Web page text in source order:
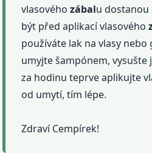
vlasovéhozábalu dostanou
být před aplikací vlasového
používáte lak na vlasy nebo
umyjte šampónem, vysušte
za hodinu teprve aplikujte
od umytí, tím lépe.
Zdraví Cempírek!